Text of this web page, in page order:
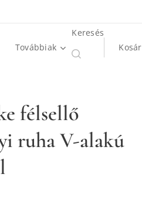
Továbbiak
Keresés
Kosár
félsellő
ruha V-alakú